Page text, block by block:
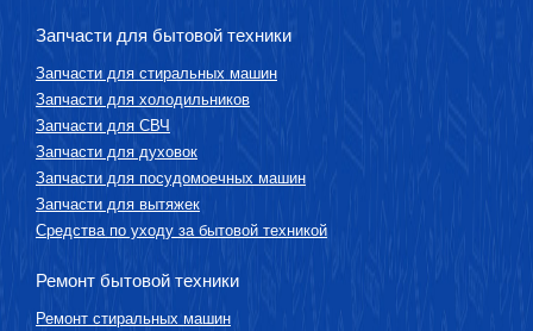
Запчасти для бытовой техники
Запчасти для стиральных машин
Запчасти для холодильников
Запчасти для СВЧ
Запчасти для духовок
Запчасти для посудомоечных машин
Запчасти для вытяжек
Средства по уходу за бытовой техникой
Ремонт бытовой техники
Ремонт стиральных машин